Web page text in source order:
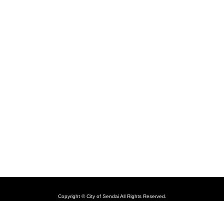
Copyright © City of Sendai All Rights Reserved.